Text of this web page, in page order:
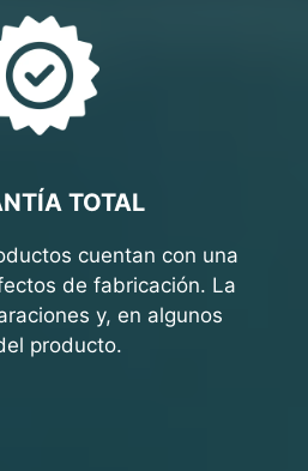
TOTAL
cuentan con una
de fabricación. La
y, en algunos
producto.